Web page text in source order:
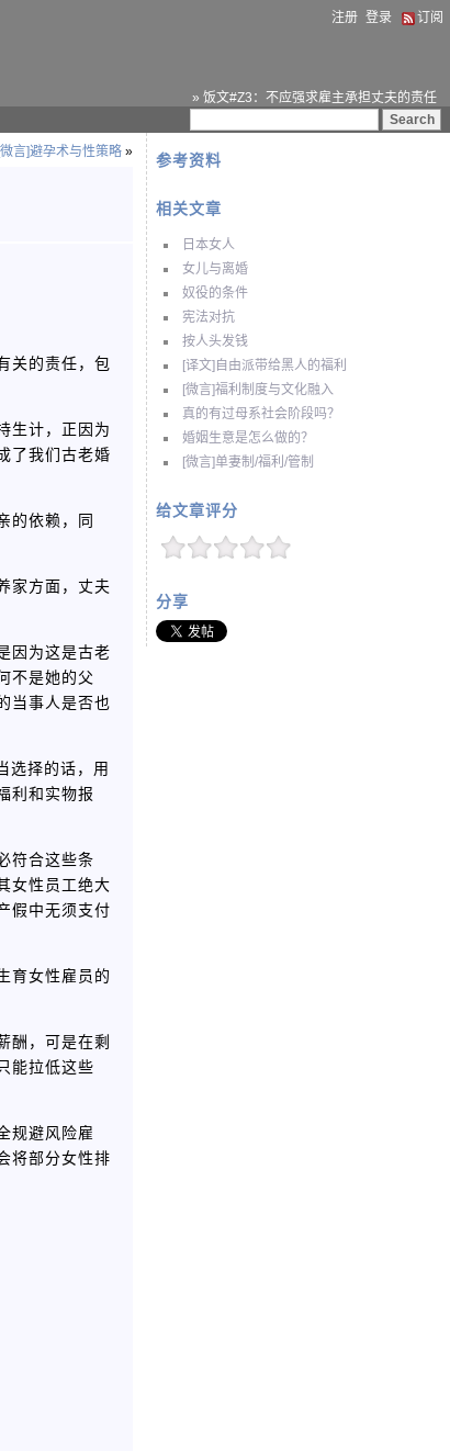
注册 登录 订阅
» 饭文#Z3：不应强求雇主承担丈夫的责任
参考资料
相关文章
日本女人
女儿与离婚
奴役的条件
宪法对抗
按人头发钱
[译文]自由派带给黑人的福利
[微言]福利制度与文化融入
真的有过母系社会阶段吗？
婚姻生意是怎么做的？
[微言]单妻制/福利/管制
给文章评分
分享
[微言]避孕术与性策略 »
关的责任，包
生计，正因为
了我们古老婚
的依赖，同
家方面，丈夫
因为这是古老
不是她的父
当事人是否也
选择的话，用
利和实物报
符合这些条
女性员工绝大
假中无须支付
育女性雇员的
酬，可是在剩
能拉低这些
规避风险雇
将部分女性排